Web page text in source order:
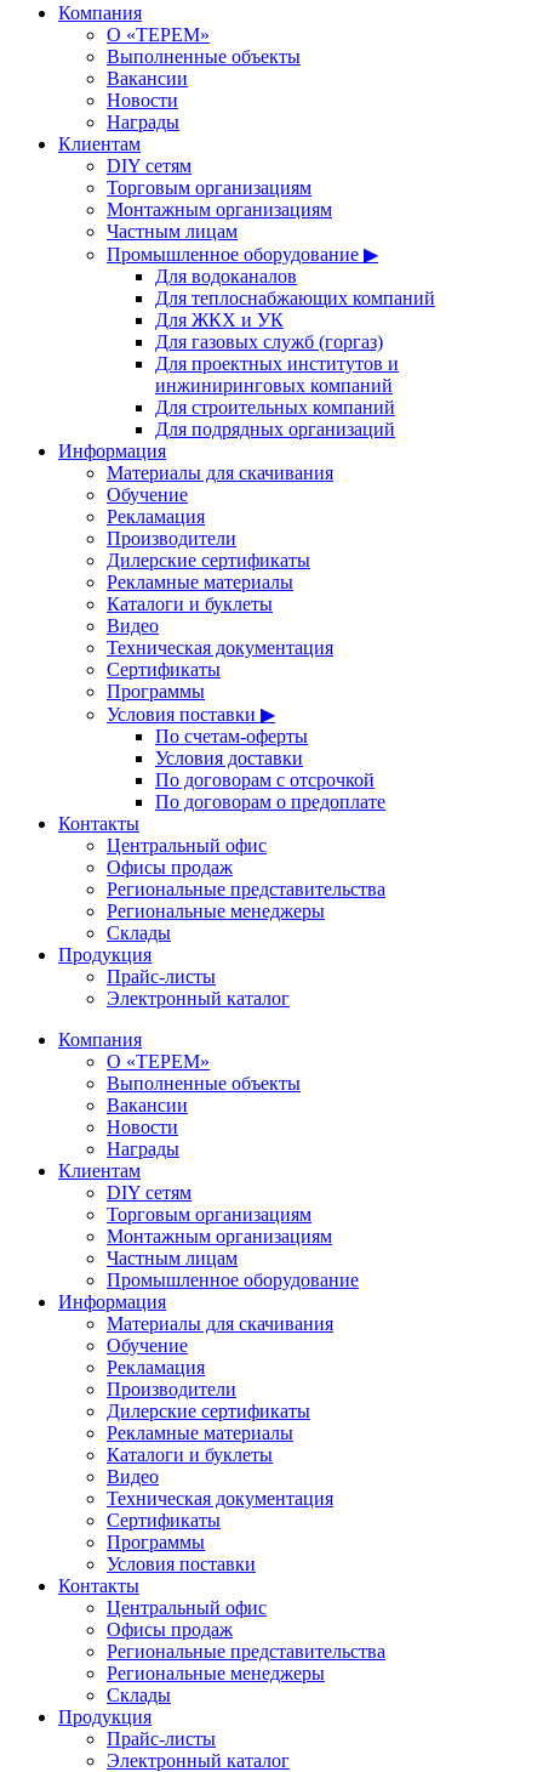
Компания
О «ТЕРЕМ»
Выполненные объекты
Вакансии
Новости
Награды
Клиентам
DIY сетям
Торговым организациям
Монтажным организациям
Частным лицам
Промышленное оборудование ▶
Для водоканалов
Для теплоснабжающих компаний
Для ЖКХ и УК
Для газовых служб (горгаз)
Для проектных институтов и
инжиниринговых компаний
Для строительных компаний
Для подрядных организаций
Информация
Материалы для скачивания
Обучение
Рекламация
Производители
Дилерские сертификаты
Рекламные материалы
Каталоги и буклеты
Видео
Техническая документация
Сертификаты
Программы
Условия поставки ▶
По счетам-оферты
Условия доставки
По договорам с отсрочкой
По договорам о предоплате
Контакты
Центральный офис
Офисы продаж
Региональные представительства
Региональные менеджеры
Склады
Продукция
Прайс-листы
Электронный каталог
Компания
О «ТЕРЕМ»
Выполненные объекты
Вакансии
Новости
Награды
Клиентам
DIY сетям
Торговым организациям
Монтажным организациям
Частным лицам
Промышленное оборудование
Информация
Материалы для скачивания
Обучение
Рекламация
Производители
Дилерские сертификаты
Рекламные материалы
Каталоги и буклеты
Видео
Техническая документация
Сертификаты
Программы
Условия поставки
Контакты
Центральный офис
Офисы продаж
Региональные представительства
Региональные менеджеры
Склады
Продукция
Прайс-листы
Электронный каталог